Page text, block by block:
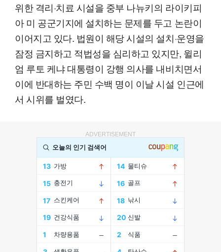
위한 격리·치료 시설을 중부 나뉴키의 라이키피
아 미 공군기지에 설치하는 문제를 두고 논란이
이어지고 있다. 법원이 해당 시설의 설치·운영을
잠정 금지하고 적법성을 심리하고 있지만, 윌리
엄 루토 케냐 대통령이 강행 의사를 내비치면서
이에 반대하는 주민 수백 명이 이날 시설 인근에
서 시위를 벌였다.
ADVERTISEMENT